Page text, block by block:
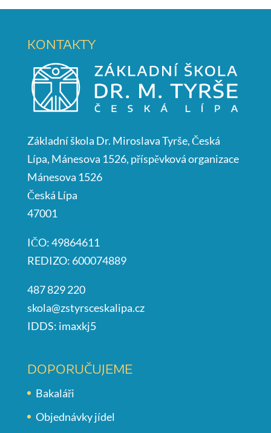
KONTAKTY
Základní škola Dr. Miroslava Tyrše, Česká
Lípa, Mánesova 1526, příspěvková organizace
Mánesova 1526
Česká Lípa
47001
IČO: 49864611
REDIZO: 600074889
487 829 220
skola@zstyrsceskalipa.cz
IDDS: imaxkj5
DOPORUČUJEME
Bakaláři
Objednávky jídel